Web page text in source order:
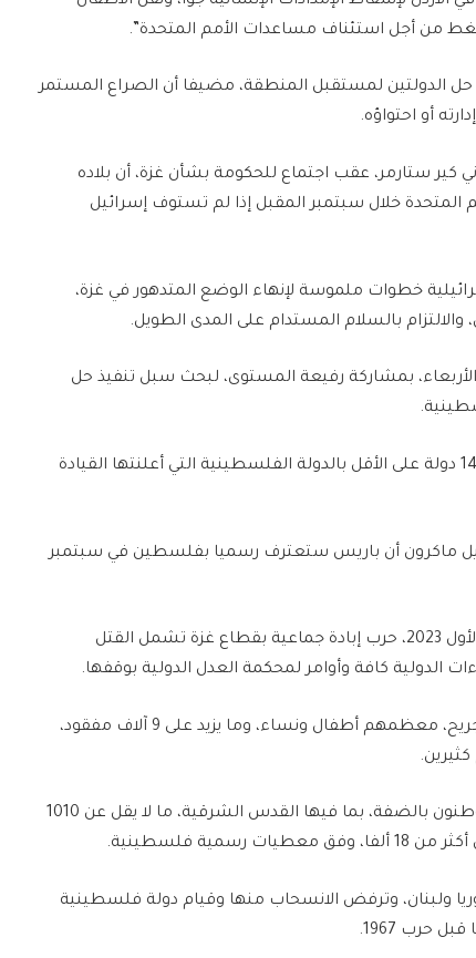
من أجل استئناف مساعدات الأمم المتحدة”.
الدولتين لمستقبل المنطقة، مضيفا أن الصراع المستمر
أو احتواؤه.
كير ستارمر، عقب اجتماع للحكومة بشأن غزة، أن بلاده
خلال سبتمبر المقبل إذا لم تستوف إسرائيل
خطوات ملموسة لإنهاء الوضع المتدهور في غزة،
والالتزام بالسلام المستدام على المدى الطويل.
بمشاركة رفيعة المستوى، لبحث سبل تنفيذ حل
ومن أصل 193 دولة عضوا بالأمم المتحدة، تعترف 142 دولة على الأقل بالدولة الفلسطينية التي أعلنتها القيادة
ماكرون أن باريس ستعترف رسميا بفلسطين في سبتمبر
وبدعم أمريكي، تشن إسرائيل منذ 7 أكتوبر/ تشرين الأول 2023، حرب إبادة جماعية بقطاع غزة تشمل القتل
الدولية كافة وأوامر لمحكمة العدل الدولية بوقفها.
وخلفت الإبادة نحو 206 آلاف فلسطيني بين قتيل وجريح، معظمهم أطفال ونساء، وما يزيد على 9 آلاف مفقود،
وبموازاة إبادة غزة، قتل الجيش الإسرائيلي والمستوطنون بالضفة، بما فيها القدس الشرقية، ما لا يقل عن 1010
ولبنان، وترفض الانسحاب منها وقيام دولة فلسطينية
حرب 1967.